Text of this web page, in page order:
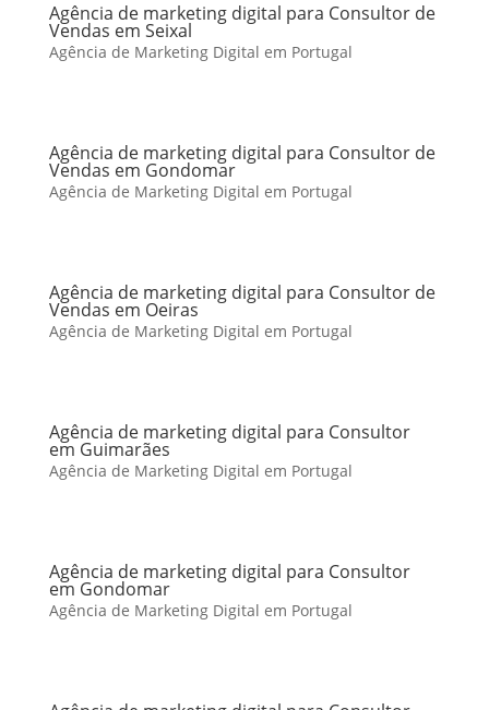
Agência de marketing digital para Consultor de
Vendas em Seixal
Agência de Marketing Digital em Portugal
Agência de marketing digital para Consultor de
Vendas em Gondomar
Agência de Marketing Digital em Portugal
Agência de marketing digital para Consultor de
Vendas em Oeiras
Agência de Marketing Digital em Portugal
Agência de marketing digital para Consultor
em Guimarães
Agência de Marketing Digital em Portugal
Agência de marketing digital para Consultor
em Gondomar
Agência de Marketing Digital em Portugal